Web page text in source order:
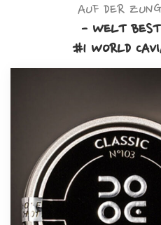
AUF DER
- WELT
#1 WORLD